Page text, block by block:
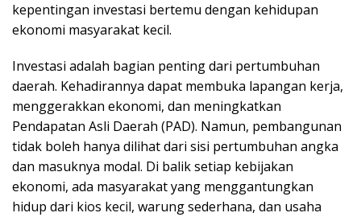
kepentingan investasi bertemu dengan kehidupan
ekonomi masyarakat kecil.
Investasi adalah bagian penting dari pertumbuhan
daerah. Kehadirannya dapat membuka lapangan kerja,
menggerakkan ekonomi, dan meningkatkan
Pendapatan Asli Daerah (PAD). Namun, pembangunan
tidak boleh hanya dilihat dari sisi pertumbuhan angka
dan masuknya modal. Di balik setiap kebijakan
ekonomi, ada masyarakat yang menggantungkan
hidup dari kios kecil, warung sederhana, dan usaha